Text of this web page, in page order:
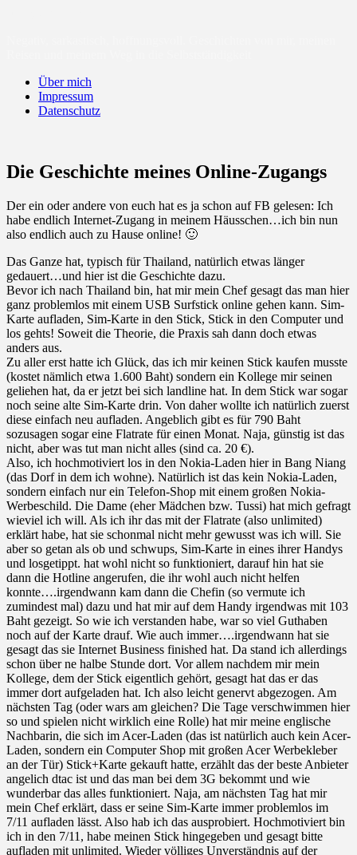
Über mich
Impressum
Datenschutz
Die Geschichte meines Online-Zugangs
Der ein oder andere von euch hat es ja schon auf FB gelesen: Ich
habe endlich Internet-Zugang in meinem Häusschen…ich bin nun
also endlich auch zu Hause online! 🙂
Das Ganze hat, typisch für Thailand, natürlich etwas länger
gedauert…und hier ist die Geschichte dazu.
Bevor ich nach Thailand bin, hat mir mein Chef gesagt das man hier
ganz problemlos mit einem USB Surfstick online gehen kann. Sim-
Karte aufladen, Sim-Karte in den Stick, Stick in den Computer und
los gehts! Soweit die Theorie, die Praxis sah dann doch etwas
anders aus.
Zu aller erst hatte ich Glück, das ich mir keinen Stick kaufen musste
(kostet nämlich etwa 1.600 Baht) sondern ein Kollege mir seinen
geliehen hat, da er jetzt bei sich landline hat. In dem Stick war sogar
noch seine alte Sim-Karte drin. Von daher wollte ich natürlich zuerst
diese einfach neu aufladen. Angeblich gibt es für 790 Baht
sozusagen sogar eine Flatrate für einen Monat. Naja, günstig ist das
nicht, aber was tut man nicht alles (sind ca. 20 €).
Also, ich hochmotiviert los in den Nokia-Laden hier in Bang Niang
(das Dorf in dem ich wohne). Natürlich ist das kein Nokia-Laden,
sondern einfach nur ein Telefon-Shop mit einem großen Nokia-
Werbeschild. Die Dame (eher Mädchen bzw. Tussi) hat mich gefragt
wieviel ich will. Als ich ihr das mit der Flatrate (also unlimited)
erklärt habe, hat sie schonmal nicht mehr gewusst was ich will. Sie
aber so getan als ob und schwups, Sim-Karte in eines ihrer Handys
und losgetippt. hat wohl nicht so funktioniert, darauf hin hat sie
dann die Hotline angerufen, die ihr wohl auch nicht helfen
konnte….irgendwann kam dann die Chefin (so vermute ich
zumindest mal) dazu und hat mir auf dem Handy irgendwas mit 103
Baht gezeigt. So wie ich verstanden habe, war so viel Guthaben
noch auf der Karte drauf. Wie auch immer….irgendwann hat sie
gesagt das sie Internet Business finished hat. Da stand ich allerdings
schon über ne halbe Stunde dort. Vor allem nachdem mir mein
Kollege, dem der Stick eigentlich gehört, gesagt hat das er das
immer dort aufgeladen hat. Ich also leicht genervt abgezogen. Am
nächsten Tag (oder wars am gleichen? Die Tage verschwimmen hier
so und spielen nicht wirklich eine Rolle) hat mir meine englische
Nachbarin, die sich im Acer-Laden (das ist natürlich auch kein Acer-
Laden, sondern ein Computer Shop mit großen Acer Werbekleber
an der Tür) Stick+Karte gekauft hatte, erzählt das der beste Anbieter
angelich dtac ist und das man bei dem 3G bekommt und wie
wunderbar das alles funktioniert. Naja, am nächsten Tag hat mir
mein Chef erklärt, dass er seine Sim-Karte immer problemlos im
7/11 aufladen lässt. Also hab ich das ausprobiert. Hochmotiviert bin
ich in den 7/11, habe meinen Stick hingegeben und gesagt bitte
aufladen mit unlimited. Wieder völliges Unverständnis auf der